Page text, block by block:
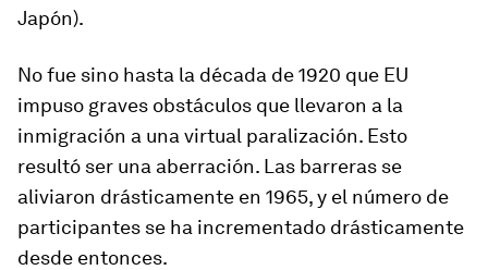
Japón).
No fue sino hasta la década de 1920 que EU
impuso graves obstáculos que llevaron a la
inmigración a una virtual paralización. Esto
resultó ser una aberración. Las barreras se
aliviaron drásticamente en 1965, y el número de
participantes se ha incrementado drásticamente
desde entonces.